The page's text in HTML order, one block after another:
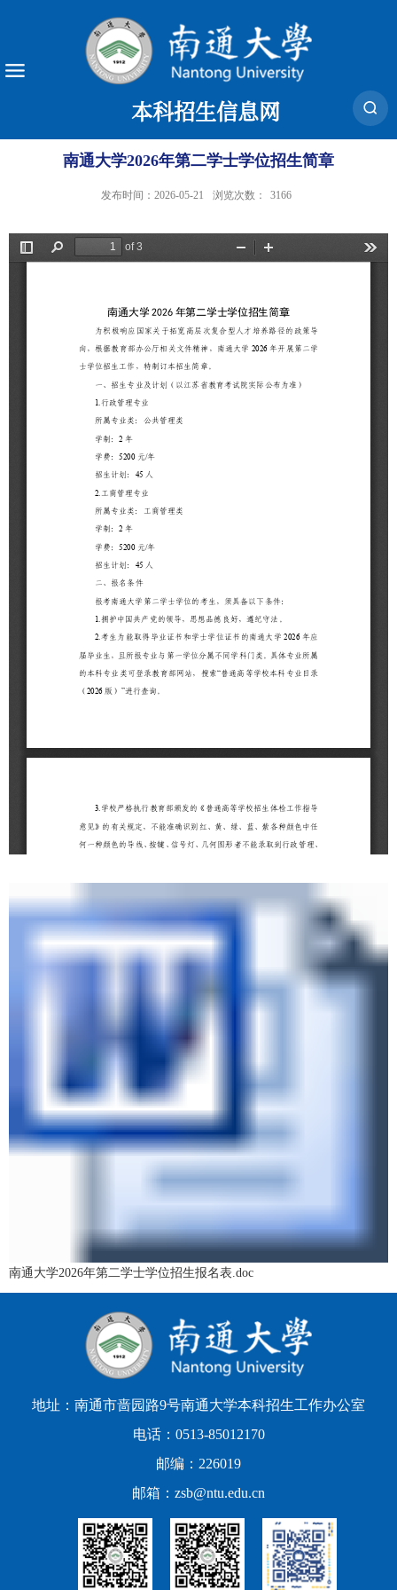
本科招生信息网
南通大学2026年第二学士学位招生简章
发布时间：2026-05-21 浏览次数： 3166
南通大学2026年第二学士学位招生报名表.doc
地址：南通市啬园路9号南通大学本科招生工作办公室
电话：0513-85012170
邮编：226019
邮箱：zsb@ntu.edu.cn